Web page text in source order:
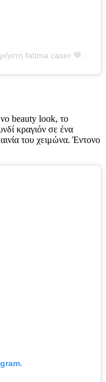
Η δημοσίευση κοινοποιήθηκε από το χρήστη fatima caser 🤎 (@fatimacaser)
beauty look, το
κραγιόν σε ένα
του χειμώνα. Έντονο